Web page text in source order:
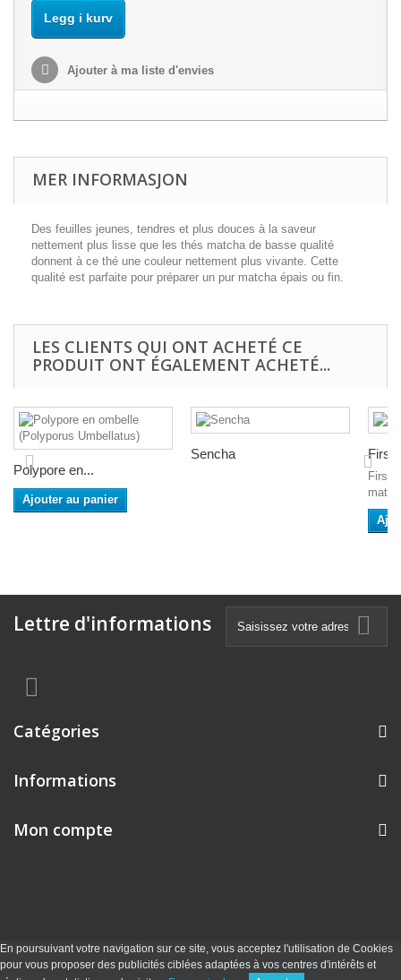
Legg i kurv
Ajouter à ma liste d'envies
MER INFORMASJON
Des feuilles jeunes, tendres et plus douces à la saveur
nettement plus lisse que les thés matcha de basse qualité
donnent à ce thé une couleur nettement plus vivante. Cette
qualité est parfaite pour préparer un pur matcha épais ou fin.
LES CLIENTS QUI ONT ACHETÉ CE
PRODUIT ONT ÉGALEMENT ACHETÉ...
Polypore en...
Ajouter au panier
Sencha First
First
Lettre d'informations
Catégories
Informations
Mon compte
En poursuivant votre navigation sur ce site, vous acceptez l'utilisation de Cookies
pour vous proposer des publicités ciblées adaptées à vos centres d'intérêts et